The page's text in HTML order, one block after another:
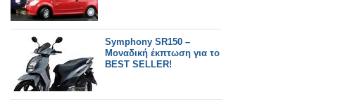
Symphony SR150 –
Μοναδική έκπτωση για το
BEST SELLER!